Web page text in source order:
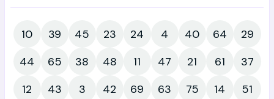
10 39 45 23 24 4 40 64
29
44
65 38 48 11 47 21 61
37
12
43 3 42 69 63 75 14
51